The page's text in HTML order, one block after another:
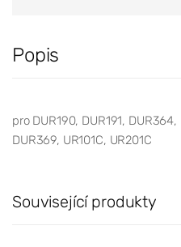
Popis
pro DUR190, DUR191,
DUR369, UR101C, UR201C
Související produkty